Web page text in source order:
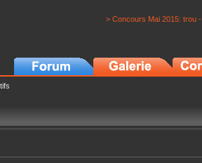
> Concours Mai 2015: trou